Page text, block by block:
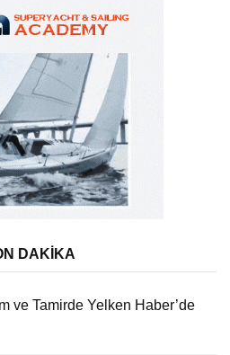
DAKİKA
ve Tamirde Yelken Haber’de